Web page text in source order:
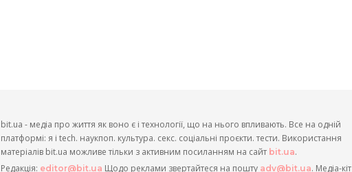
bit.ua - медіа про життя як воно є і технології, що на нього впливають. Все на одній
платформі: я і tech. наукпоп. культура. секс. соціальні проєкти. тести. Використання
матеріалів bit.ua можливе тільки з активним посиланням на сайт bit.ua.
Редакція: editor@bit.ua Щодо реклами звертайтеся на пошту adv@bit.ua. Медіа-кіт